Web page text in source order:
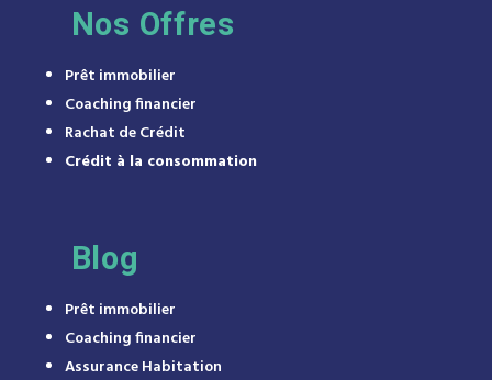
Nos Offres
Prêt immobilier
Coaching financier
Rachat de Crédit
Crédit à la consommation
Blog
Prêt immobilier
Coaching financier
Assurance Habitation